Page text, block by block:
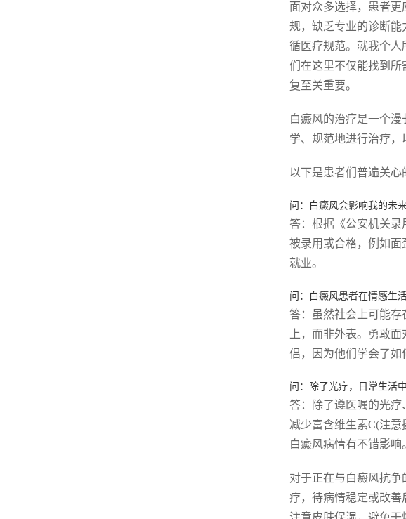
面对众多选择，患者
规，缺乏专业的诊断
循医疗规范。就我个
们在这里不仅能找到所
复至关重要。
白癜风的治疗是一个
学、规范地进行治疗，
以下是患者们普遍关心
问：白癜风会影响我的未
答：根据《公安机关
被录用或合格，例如面
就业。
问：白癜风患者在情感生
答：虽然社会上可能
上，而非外表。勇敢
侣，因为他们学会了如
问：除了光疗，日常生活
答：除了遵医嘱的光
减少富含维生素C(注
白癜风病情有不错影响
对于正在与白癜风抗
疗，待病情稳定或改